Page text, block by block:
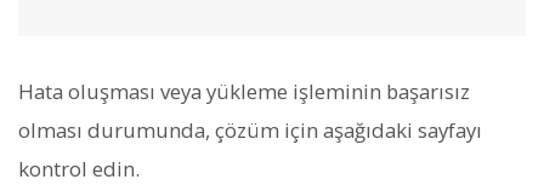
Hata oluşması veya yükleme işleminin başarısız
olması durumunda, çözüm için aşağıdaki sayfayı
kontrol edin.